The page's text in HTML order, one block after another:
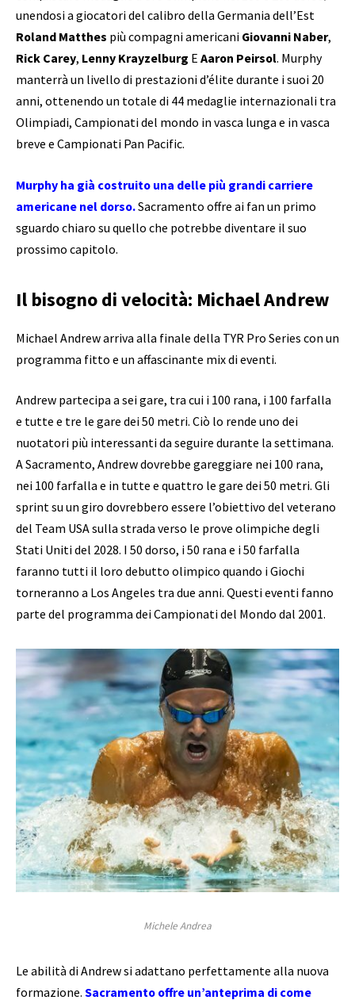
unendosi a giocatori del calibro della Germania dell’Est
Roland Matthes più compagni americani Giovanni Naber,
Rick Carey, Lenny Krayzelburg E Aaron Peirsol. Murphy
manterrà un livello di prestazioni d’élite durante i suoi 20
anni, ottenendo un totale di 44 medaglie internazionali tra
Olimpiadi, Campionati del mondo in vasca lunga e in vasca
breve e Campionati Pan Pacific.
Murphy ha già costruito una delle più grandi carriere
americane nel dorso.Sacramento offre ai fan un primo
sguardo chiaro su quello che potrebbe diventare il suo
prossimo capitolo.
Il bisogno di velocità: Michael Andrew
Michael Andrew arriva alla finale della TYR Pro Series con un
programma fitto e un affascinante mix di eventi.
Andrew partecipa a sei gare, tra cui i 100 rana, i 100 farfalla
e tutte e tre le gare dei 50 metri. Ciò lo rende uno dei
nuotatori più interessanti da seguire durante la settimana.
A Sacramento, Andrew dovrebbe gareggiare nei 100 rana,
nei 100 farfalla e in tutte e quattro le gare dei 50 metri. Gli
sprint su un giro dovrebbero essere l’obiettivo del veterano
del Team USA sulla strada verso le prove olimpiche degli
Stati Uniti del 2028. I 50 dorso, i 50 rana e i 50 farfalla
faranno tutti il ​​loro debutto olimpico quando i Giochi
torneranno a Los Angeles tra due anni. Questi eventi fanno
parte del programma dei Campionati del Mondo dal 2001.
Michele Andrea
Le abilità di Andrew si adattano perfettamente alla nuova
formazione. Sacramento offre un’anteprima di come